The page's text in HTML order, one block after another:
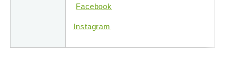
Facebook
Instagram